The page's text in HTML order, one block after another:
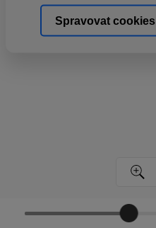
Spravovat cookies